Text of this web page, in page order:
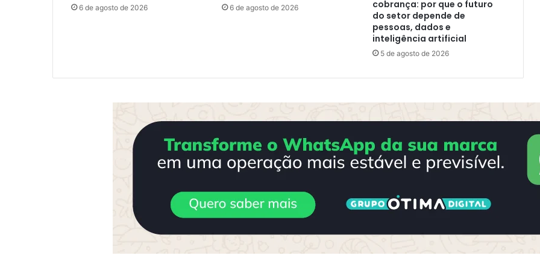
6 de agosto de 2026 6 de agosto de 2026
cobrança: por que o futuro
do setor depende de
pessoas, dados e
inteligência artificial
5 de agosto de 2026